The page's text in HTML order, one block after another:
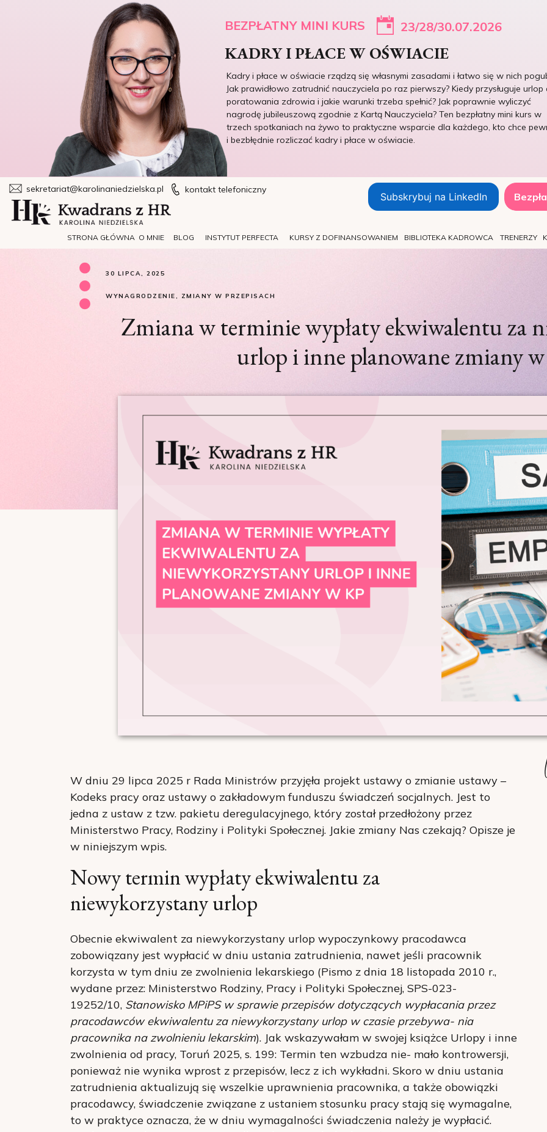
BEZPŁATNY MINI KURS
Kadry i płace w oświacie rządzą się własnymi zasadami i łatwo się w nich
Jak prawidłowo zatrudnić nauczyciela po raz pierwszy? Kiedy przysługuje urlop
poratowania zdrowia i jakie warunki trzeba spełnić? Jak poprawnie wyliczyć
nagrodę jubileuszową zgodnie z Kartą Nauczyciela? Ten bezpłatny mini kurs w
trzech spotkaniach na żywo to praktyczne wsparcie dla każdego, kto chce
i bezbłędnie rozliczać kadry i płace w oświacie.
KADRY I PŁACE W OŚWIACIE
23/28/30.07.2026
O MNIE BIBLIOTEKA KADROWCA
INSTYTUT PERFECTA
sekretariat@karolinaniedzielska.pl kontakt telefoniczny
TRENERZY
KURSY Z DOFINANSOWANIEM
STRONA GŁÓWNA BLOG
Subskrybuj na LinkedIn
Zmiana w terminie wypłaty ekwiwalentu za
urlop i inne planowane zmiany
WYNAGRODZENIE, ZMIANY W PRZEPISACH
30 LIPCA, 2025
W dniu 29 lipca 2025 r Rada Ministrów przyjęła projekt ustawy o zmianie ustawy –
Kodeks pracy oraz ustawy o zakładowym funduszu świadczeń socjalnych. Jest to
jedna z ustaw z tzw. pakietu deregulacyjnego, który został przedłożony przez
Ministerstwo Pracy, Rodziny i Polityki Społecznej. Jakie zmiany Nas czekają? Opisze je
w niniejszym wpis.
Nowy termin wypłaty ekwiwalentu za
niewykorzystany urlop
Obecnie ekwiwalent za niewykorzystany urlop wypoczynkowy pracodawca
zobowiązany jest wypłacić w dniu ustania zatrudnienia, nawet jeśli pracownik
korzysta w tym dniu ze zwolnienia lekarskiego (Pismo z dnia 18 listopada 2010 r.,
wydane przez: Ministerstwo Rodziny, Pracy i Polityki Społecznej, SPS-023-
19252/10, Stanowisko MPiPS w sprawie przepisów dotyczących wypłacania przez
pracodawców ekwiwalentu za niewykorzystany urlop w czasie przebywa- nia
pracownika na zwolnieniu lekarskim). Jak wskazywałam w swojej książce Urlopy i inne
zwolnienia od pracy, Toruń 2025, s. 199: Termin ten wzbudza nie- mało kontrowersji,
ponieważ nie wynika wprost z przepisów, lecz z ich wykładni. Skoro w dniu ustania
zatrudnienia aktualizują się wszelkie uprawnienia pracownika, a także obowiązki
pracodawcy, świadczenie związane z ustaniem stosunku pracy stają się wymagalne,
to w praktyce oznacza, że w dniu wymagalności świadczenia należy je wypłacić.